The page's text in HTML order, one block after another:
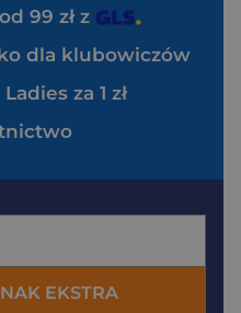
99 zł z
dla klubowiczów
za 1 zł
EKSTRA